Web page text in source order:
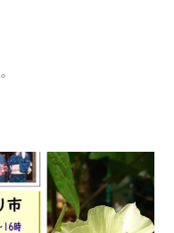
迎接院本堂特別参拝」で